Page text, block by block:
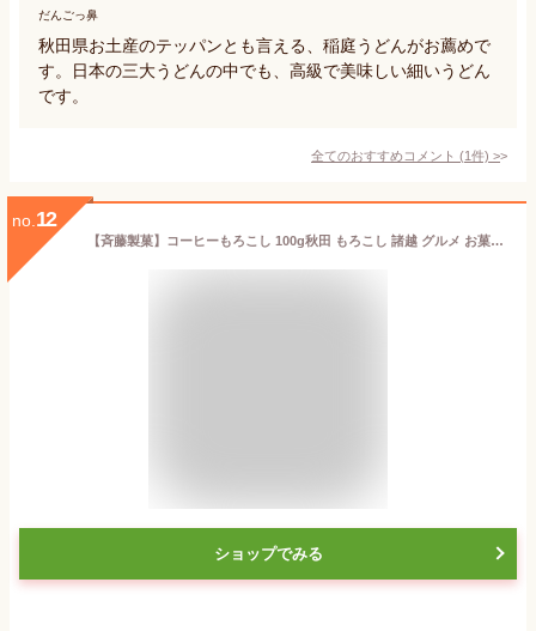
だんごっ鼻
秋田県お土産のテッパンとも言える、稲庭うどんがお薦めで
す。日本の三大うどんの中でも、高級で美味しい細いうどん
です。
全てのおすすめコメント (1件) >
no. 12
【斉藤製菓】コーヒーもろこし 100g秋田 もろこし 諸越 グルメ お菓子 お土産 おみやげ ご当地 逸品 銘品 銘産 名物 銘菓
ショップでみる